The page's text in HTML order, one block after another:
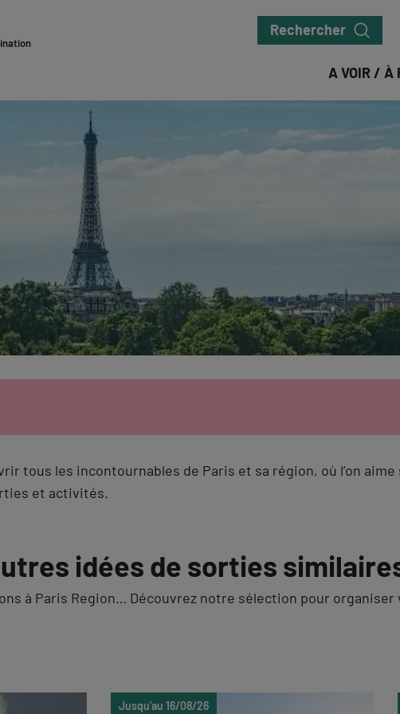
Rechercher
A VOIR / À
tous les incontournables de Paris et sa région, où l’on
et activités.
idées de sorties
à Paris Region… Découvrez notre sélection pour organiser
Jusqu'au 16/08/26